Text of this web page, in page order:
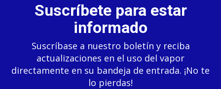
Suscríbete para estar
informado
Suscríbase a nuestro boletín y reciba
actualizaciones en el uso del vapor
directamente en su bandeja de entrada. ¡No te
lo pierdas!